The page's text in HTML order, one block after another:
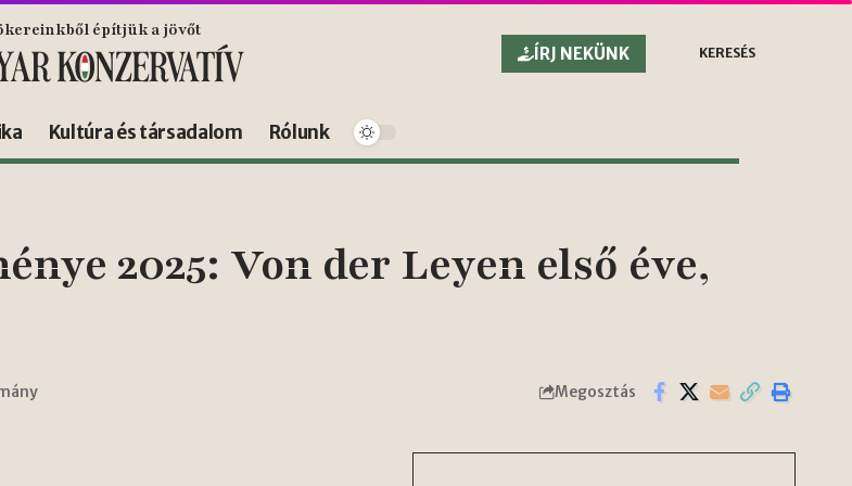
építjük a jövőt
ÍRJ NEKÜNK
KERESÉS
Kultúra és társadalom Rólunk
2025: Von der Leyen első éve,
Megosztás